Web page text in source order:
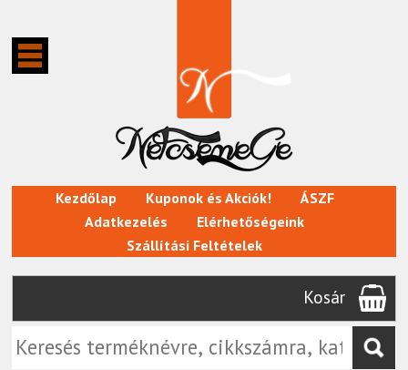
Kezdőlap Kuponok és Akciók!
ÁSZF
Adatkezelés
Elérhetőségeink
Szállítási Feltételek
Kosár